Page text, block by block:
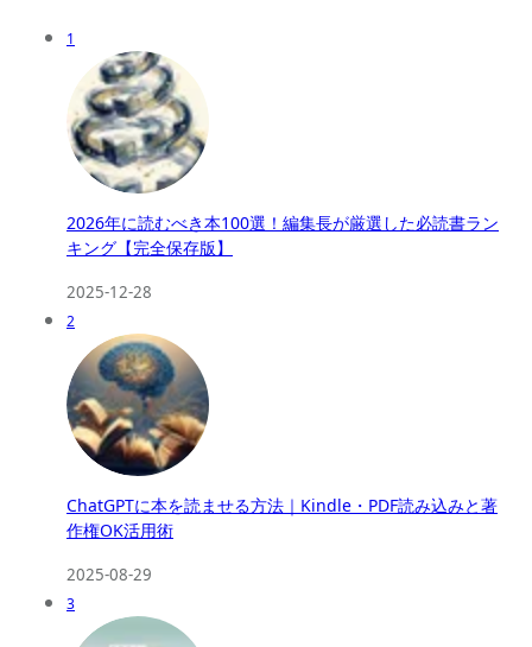
1
2026年に読むべき本100選！編集長が厳選した必読書ラン
キング【完全保存版】
2025-12-28
2
ChatGPTに本を読ませる方法｜Kindle・PDF読み込みと著
作権OK活用術
2025-08-29
3